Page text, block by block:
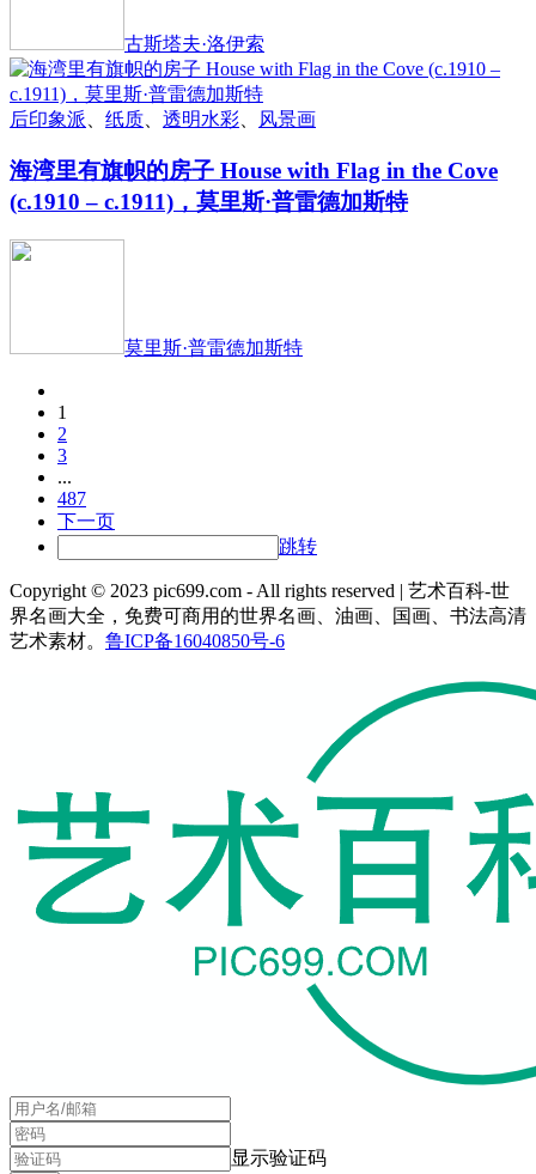
古斯塔夫·洛伊索
后印象派 纸质 透明水彩 风景画
海湾里有旗帜的房子 House with Flag in the Cove
(c.1910 – c.1911)，莫里斯·普雷德加斯特
莫里斯·普雷德加斯特
1
2
3
...
487
下一页
跳转
Copyright © 2023 pic699.com - All rights reserved | 艺术百科-世
界名画大全，免费可商用的世界名画、油画、国画、书法高清
艺术素材。 鲁ICP备16040850号-6
显示验证码